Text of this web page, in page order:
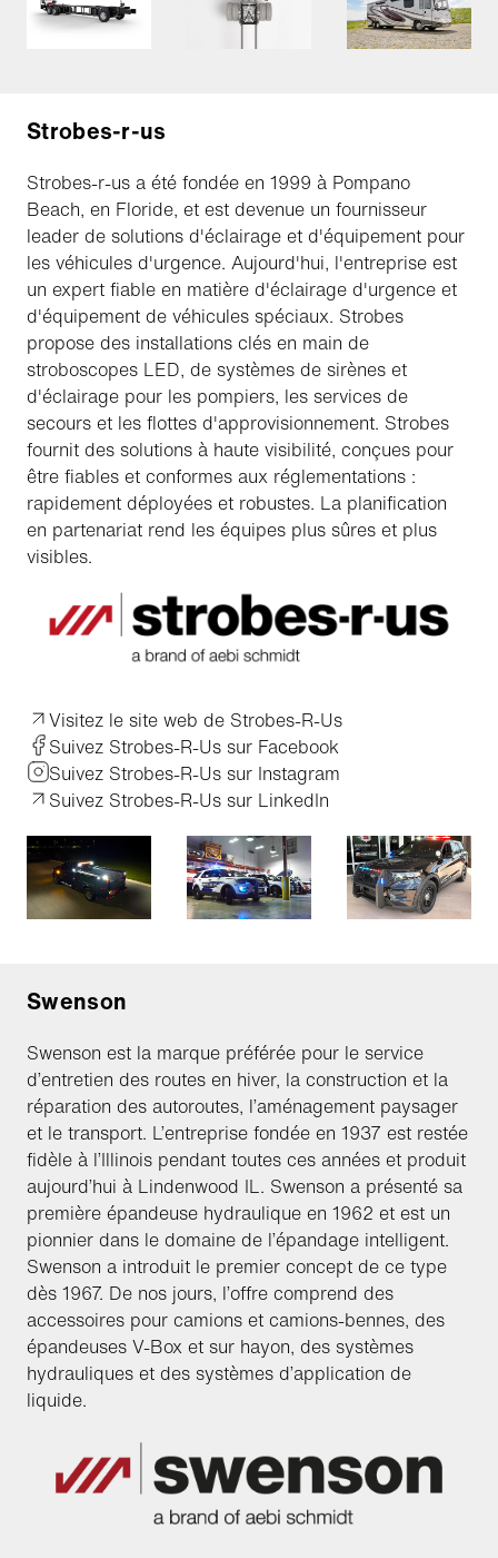
Strobes-r-us
Strobes-r-us a été fondée en 1999 à Pompano
Beach, en Floride, et est devenue un fournisseur
leader de solutions d'éclairage et d'équipement pour
les véhicules d'urgence. Aujourd'hui, l'entreprise est
un expert fiable en matière d'éclairage d'urgence et
d'équipement de véhicules spéciaux. Strobes
propose des installations clés en main de
stroboscopes LED, de systèmes de sirènes et
d'éclairage pour les pompiers, les services de
secours et les flottes d'approvisionnement. Strobes
fournit des solutions à haute visibilité, conçues pour
être fiables et conformes aux réglementations :
rapidement déployées et robustes. La planification
en partenariat rend les équipes plus sûres et plus
visibles.
Visitez le site web de Strobes-R-Us
Suivez Strobes-R-Us sur Facebook
Suivez Strobes-R-Us sur Instagram
Suivez Strobes-R-Us sur LinkedIn
Swenson
Swenson est la marque préférée pour le service
d’entretien des routes en hiver, la construction et la
réparation des autoroutes, l’aménagement paysager
et le transport. L’entreprise fondée en 1937 est restée
fidèle à l’Illinois pendant toutes ces années et produit
aujourd’hui à Lindenwood IL. Swenson a présenté sa
première épandeuse hydraulique en 1962 et est un
pionnier dans le domaine de l’épandage intelligent.
Swenson a introduit le premier concept de ce type
dès 1967. De nos jours, l’offre comprend des
accessoires pour camions et camions-bennes, des
épandeuses V-Box et sur hayon, des systèmes
hydrauliques et des systèmes d’application de
liquide.